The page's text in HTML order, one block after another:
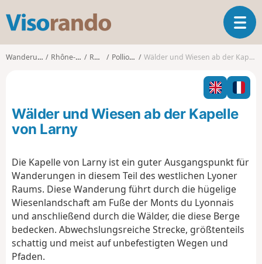
s
o
o
T
o
g
l
n
a
Wanderungen Rhône-Alpes Rhône Pollionnay Wälder und Wiesen ab der Kapelle von Larny
Wälder und Wiesen ab der Kapelle
von Larny
Die Kapelle von Larny ist ein guter Ausgangspunkt für
Wanderungen in diesem Teil des westlichen Lyoner
Raums. Diese Wanderung führt durch die hügelige
Wiesenlandschaft am Fuße der Monts du Lyonnais
und anschließend durch die Wälder, die diese Berge
bedecken. Abwechslungsreiche Strecke, größtenteils
schattig und meist auf unbefestigten Wegen und
Pfaden.